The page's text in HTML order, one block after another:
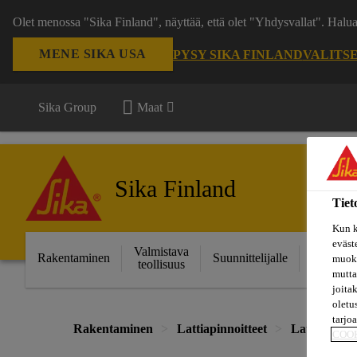
Olet menossa "Sika Finland", näyttää, että olet "Yhdysvallat".
MENE SIKA USA PYSY SIKA FINLAND
Sika Group Maat
Sika Finland
Rakentaminen
Valmistava
teollisuus
Suunnittelijalle
Rakentaminen Lattiapinnoitteet
Kun